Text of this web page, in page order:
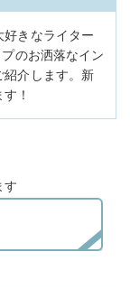
きなライター
のお洒落なイン
紹介します。新
！
す